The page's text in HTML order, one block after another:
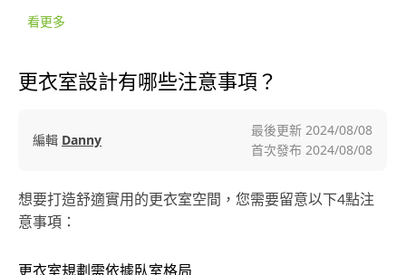
看更多
更衣室設計有哪些注意事項？
編輯 Danny
最後更新 2024/08/08
首次發布 2024/08/08
想要打造舒適實用的更衣室空間，您需要留意以下4點注
意事項：
更衣室規劃需依據臥室格局